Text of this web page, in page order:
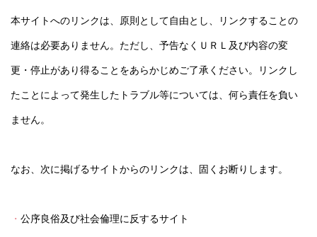
本サイトへのリンクは、原則として自由とし、リンクすることの
連絡は必要ありません。ただし、予告なくＵＲＬ及び内容の変
更・停止があり得ることをあらかじめご了承ください。リンクし
たことによって発生したトラブル等については、何ら責任を負い
ません。
なお、次に掲げるサイトからのリンクは、固くお断りします。
公序良俗及び社会倫理に反するサイト